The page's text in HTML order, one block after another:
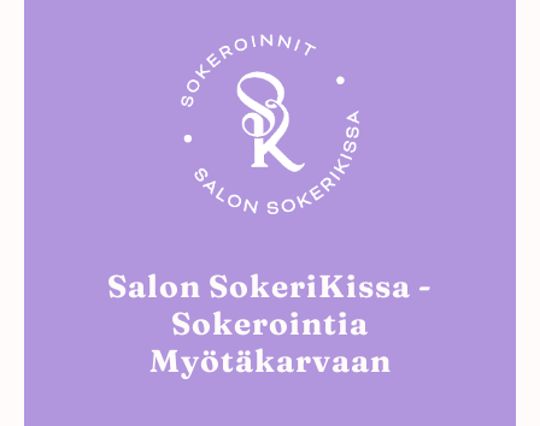
Salon SokeriKissa -
Sokerointia
Myötäkarvaan